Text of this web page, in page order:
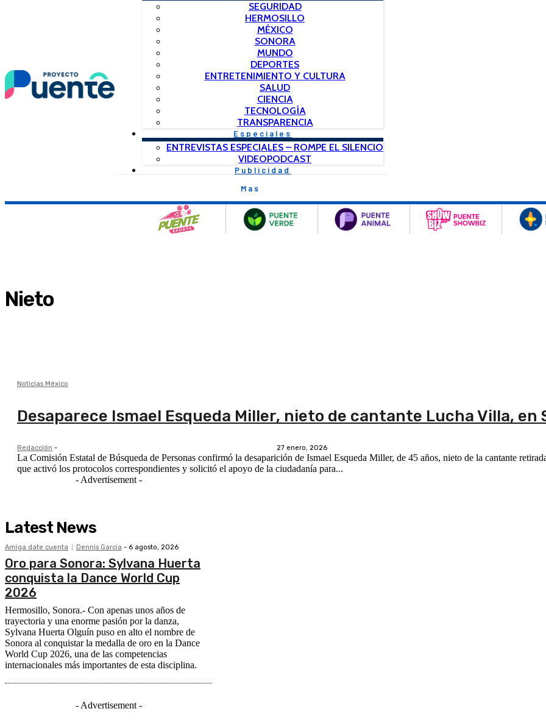
SEGURIDAD
HERMOSILLO
MÉXICO
SONORA
MUNDO
DEPORTES
ENTRETENIMIENTO Y CULTURA
SALUD
CIENCIA
TECNOLOGÍA
TRANSPARENCIA
Especiales
ENTREVISTAS ESPECIALES – ROMPE EL SILENCIO
VIDEOPODCAST
Publicidad
Mas
Nieto
Noticias México
Desaparece Ismael Esqueda Miller, nieto de cantante Lucha Villa, en
Redacción - 27 enero, 2026
La Comisión Estatal de Búsqueda de Personas confirmó la desaparición de Ismael Esqueda Miller, de 45 años, nieto de la cantante
que activó los protocolos correspondientes y solicitó el apoyo de la ciudadanía para...
- Advertisement -
Latest News
Amiga date cuenta Dennis Garcia - 6 agosto, 2026
Oro para Sonora: Sylvana Huerta
conquista la Dance World Cup
2026
Hermosillo, Sonora.- Con apenas unos años de
trayectoria y una enorme pasión por la danza,
Sylvana Huerta Olguín puso en alto el nombre de
Sonora al conquistar la medalla de oro en la Dance
World Cup 2026, una de las competencias
internacionales más importantes de esta disciplina.
- Advertisement -